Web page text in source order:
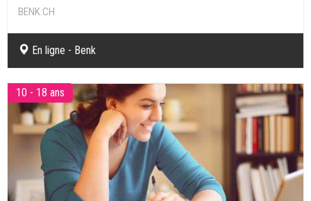
BENK.CH
En ligne - Benk
10 - 18 ans